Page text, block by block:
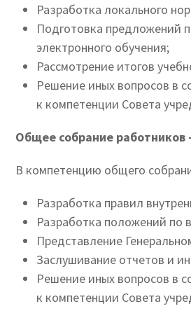
Разработка локального
Подготовка предложений
электронного обучения;
Рассмотрение итогов
Решение иных вопросов в
к компетенции Совета
Общее собрание работников
В компетенцию общего
Разработка правил
Разработка положений по
Представление
Заслушивание отчетов и
Решение иных вопросов в
к компетенции Совета